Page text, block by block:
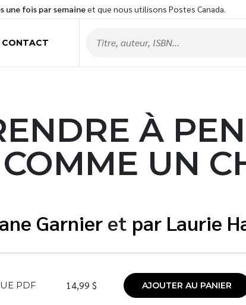
une fois par semaineet que nous utilisons Postes Canada.
CONTACT
À
UN
Garnier et Laurie
PDF 14,99 $ AJOUTER AU PANIER